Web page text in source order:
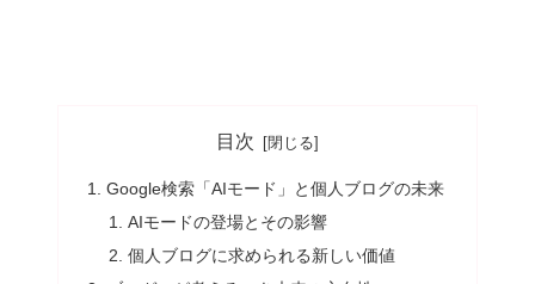
目次
Google検索「AIモード」と個人ブログの未来
AIモードの登場とその影響
個人ブログに求められる新しい価値